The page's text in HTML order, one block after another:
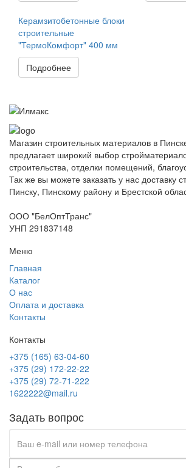
Керамзитобетонные блоки
строительные
"ТермоКомфорт" 400 мм
Подробнее
Магазин строительных материалов в
предлагает широкий выбор
строительства, отделки помещений,
Так же вы можете заказать у нас доставку
Пинску, Пинскому району и Брестской
ООО "БелОптТранс"
УНП 291837148
Меню
Главная
Каталог
О нас
Оплата и доставка
Контакты
Контакты
+375 (165) 63-04-60
+375 (29) 172-22-22
+375 (29) 72-71-222
1622222@mail.ru
Задать вопрос